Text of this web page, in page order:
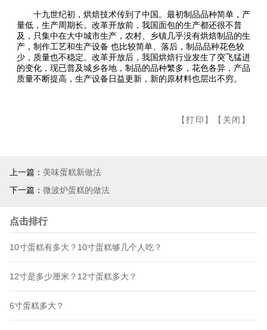
十九世纪初，烘焙技术传到了中国。最初制品品种简单，产
量低，生产周期长。改革开放前，我国面包的生产都还很不普
及，只集中在大中城市生产，农村、乡镇几乎没有烘焙制品的生
产，制作工艺和生产设备 也比较简单、落后，制品品种花色较
少，质量也不稳定。改革开放后，我国烘焙行业发生了突飞猛进
的变化，现已普及城乡各地，制品的品种繁多，花色各异，产品
质量不断提高，生产设备日益更新，新的原材料也层出不穷。
【打印 】【 关闭 】
上一篇： 美味蛋糕新做法
下一篇： 微波炉蛋糕的做法
点击排行
10寸蛋糕有多大？10寸蛋糕够几个人吃？
12寸是多少厘米？12寸蛋糕多大？
6寸蛋糕多大？